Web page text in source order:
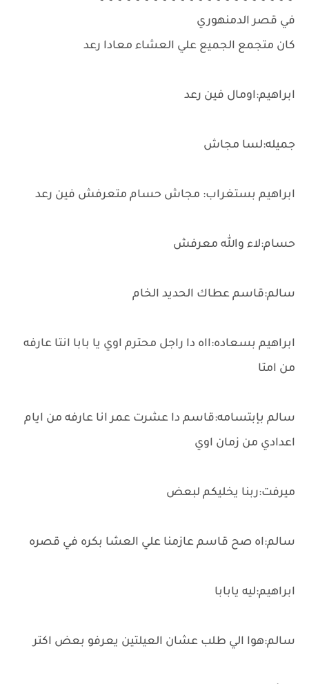
في قصر الدمنهوري
كان متجمع الجميع علي العشاء معادا رعد
ابراهيم:اومال فين رعد
جميله:لسا مجاش
ابراهيم بستغراب: مجاش حسام متعرفش فين رعد
حسام:لاء والله معرفش
سالم:قاسم عطاك الحديد الخام
ابراهيم بسعاده:ااه دا راجل محترم اوي يا بابا انتا عارفه
من امتا
سالم بإبتسامه:قاسم دا عشرت عمر انا عارفه من ايام
اعدادي من زمان اوي
ميرفت:ربنا يخليكم لبعض
سالم:اه صح قاسم عازمنا علي العشا بكره في قصره
ابراهيم:ليه يابابا
سالم:هوا الي طلب عشان العيلتين يعرفو بعض اكتر